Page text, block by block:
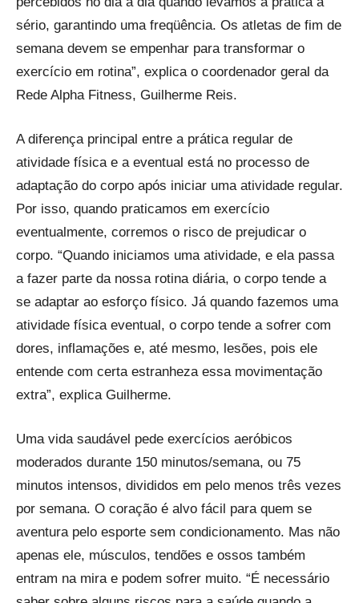
sério, garantindo uma freqüência. Os atletas de fim de
semana devem se empenhar para transformar o
exercício em rotina”, explica o coordenador geral da
Rede Alpha Fitness, Guilherme Reis.
A diferença principal entre a prática regular de
atividade física e a eventual está no processo de
adaptação do corpo após iniciar uma atividade regular.
Por isso, quando praticamos em exercício
eventualmente, corremos o risco de prejudicar o
corpo. “Quando iniciamos uma atividade, e ela passa
a fazer parte da nossa rotina diária, o corpo tende a
se adaptar ao esforço físico. Já quando fazemos uma
atividade física eventual, o corpo tende a sofrer com
dores, inflamações e, até mesmo, lesões, pois ele
entende com certa estranheza essa movimentação
extra”, explica Guilherme.
Uma vida saudável pede exercícios aeróbicos
moderados durante 150 minutos/semana, ou 75
minutos intensos, divididos em pelo menos três vezes
por semana. O coração é alvo fácil para quem se
aventura pelo esporte sem condicionamento. Mas não
apenas ele, músculos, tendões e ossos também
entram na mira e podem sofrer muito. “É necessário